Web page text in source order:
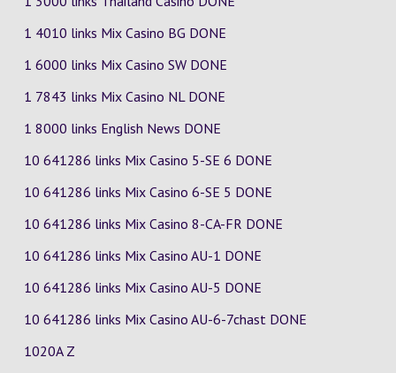
1 4010 links Mix Casino BG DONE
1 6000 links Mix Casino SW DONE
1 7843 links Mix Casino NL DONE
1 8000 links English News DONE
10 641286 links Mix Casino 5-SE 6 DONE
10 641286 links Mix Casino 6-SE 5 DONE
10 641286 links Mix Casino 8-CA-FR DONE
10 641286 links Mix Casino AU-1 DONE
10 641286 links Mix Casino AU-5 DONE
10 641286 links Mix Casino AU-6-7chast DONE
1020A Z